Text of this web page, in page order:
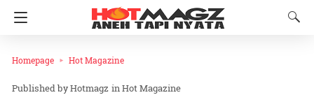
Homepage Hot Magazine
Hotmagz inHot Magazine